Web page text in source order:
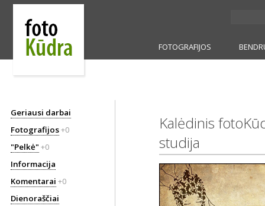
FOTOGRAFIJOS
Geriausi darbai
Fotografijos+0
"Pelkė" +0
Informacija
Komentarai +0
Dienoraščiai
Kalėdinis
studija